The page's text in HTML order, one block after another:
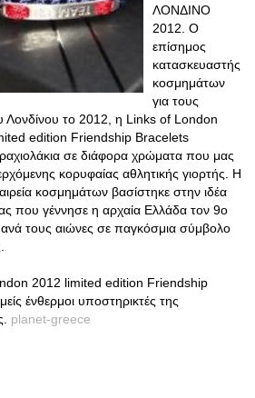
ΛΟΝΔΙΝΟ
2012. Ο
επίσημος
κατασκευαστής
κοσμημάτων
για τους
Λονδίνου το 2012, η Links of London
edition Friendship Bracelets
σε διάφορα χρώματα που μας
κορυφαίας αθλητικής γιορτής. Η
κοσμημάτων βασίστηκε στην ιδέα
που γέννησε η αρχαία Ελλάδα τον 9ο
ανά τους αιώνες σε παγκόσμια σύμβολο
2012 limited edition Friendship
ένθερμοι υποστηρικτές της
planet-greece